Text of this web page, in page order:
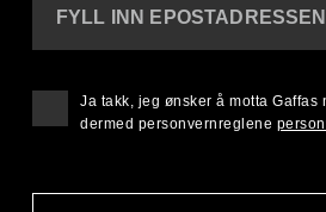
FYLL INN
Ja takk, jeg ønsker å motta Gaffas
dermed personvernreglene